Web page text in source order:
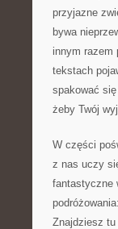
przyjazne
bywa
innym razem
tekstach
spakować
żeby Twój
W części
z nas uczy
fantastyczne
Znajdziesz tu